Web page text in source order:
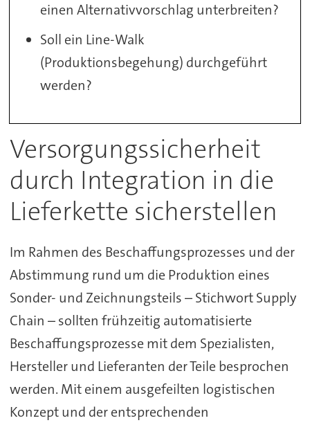
einen Alternativvorschlag unterbreiten?
Soll ein Line-Walk
(Produktionsbegehung) durchgeführt
werden?
Versorgungssicherheit
durch Integration in die
Lieferkette sicherstellen
Im Rahmen des Beschaffungsprozesses und der
Abstimmung rund um die Produktion eines
Sonder- und Zeichnungsteils – Stichwort Supply
Chain – sollten frühzeitig automatisierte
Beschaffungsprozesse mit dem Spezialisten,
Hersteller und Lieferanten der Teile besprochen
werden. Mit einem ausgefeilten logistischen
Konzept und der entsprechenden